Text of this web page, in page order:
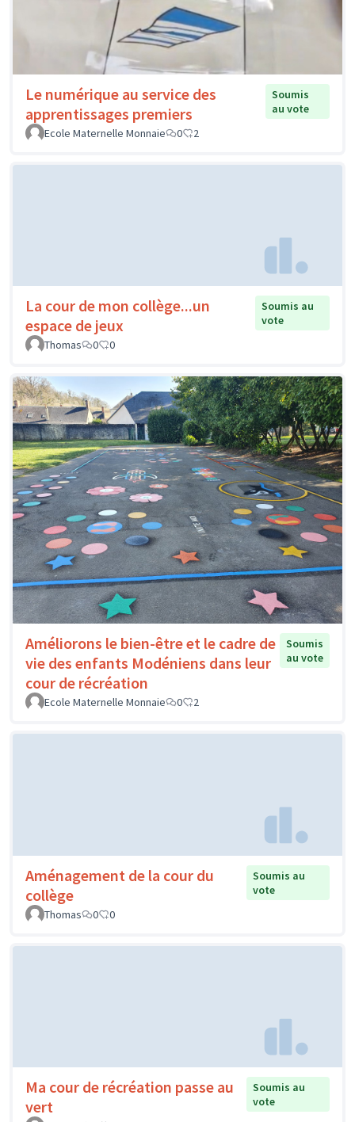
Le numérique au service des
apprentissages premiers
Soumis
au vote
Ecole Maternelle Monnaie
0 2
La cour de mon collège...un
espace de jeux
Soumis au
vote
Thomas
0 0
Améliorons le bien-être et le cadre de
vie des enfants Modéniens dans leur
cour de récréation
Soumis
au vote
Ecole Maternelle Monnaie 0 2
Aménagement de la cour du
collège
Soumis au
vote
Thomas
0 0
Ma cour de récréation passe au
vert
Soumis au
vote